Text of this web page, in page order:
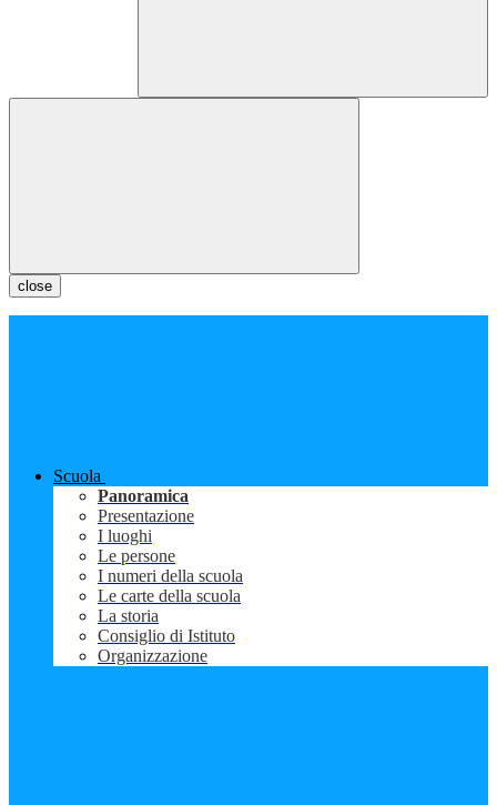
close
Scuola
Panoramica
Presentazione
I luoghi
Le persone
I numeri della scuola
Le carte della scuola
La storia
Consiglio di Istituto
Organizzazione